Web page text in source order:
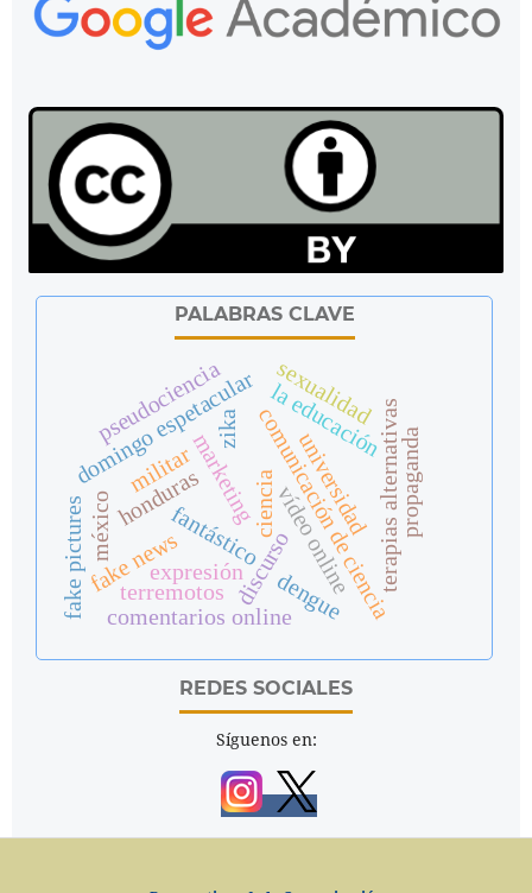
PALABRAS CLAVE
discurso
ciencia
comunicación de ciencia
fantástico
domingo espetacular terapias alternativas
marketing
la educación
pseudociencia sexualidad
honduras
comentarios online
universidad
fake picturesfake news vídeo online
zika
terremotos
méxico propaganda
militar
dengue
expresión
REDES SOCIALES
Síguenos en: